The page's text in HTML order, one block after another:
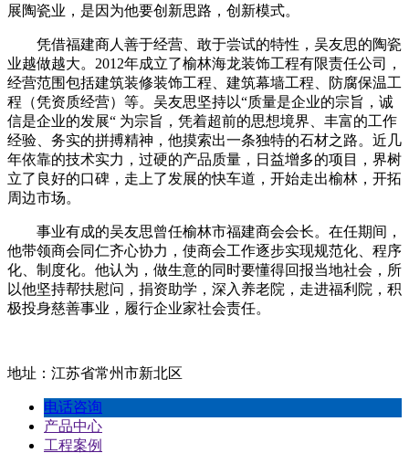
展陶瓷业，是因为他要创新思路，创新模式。
凭借福建商人善于经营、敢于尝试的特性，吴友思的陶瓷
业越做越大。2012年成立了榆林海龙装饰工程有限责任公司，
经营范围包括建筑装修装饰工程、建筑幕墙工程、防腐保温工
程（凭资质经营）等。吴友思坚持以“质量是企业的宗旨，诚
信是企业的发展“ 为宗旨，凭着超前的思想境界、丰富的工作
经验、务实的拼搏精神，他摸索出一条独特的石材之路。近几
年依靠的技术实力，过硬的产品质量，日益增多的项目，界树
立了良好的口碑，走上了发展的快车道，开始走出榆林，开拓
周边市场。
事业有成的吴友思曾任榆林市福建商会会长。在任期间，
他带领商会同仁齐心协力，使商会工作逐步实现规范化、程序
化、制度化。他认为，做生意的同时要懂得回报当地社会，所
以他坚持帮扶慰问，捐资助学，深入养老院，走进福利院，积
极投身慈善事业，履行企业家社会责任。
地址：江苏省常州市新北区
电话咨询
产品中心
工程案例